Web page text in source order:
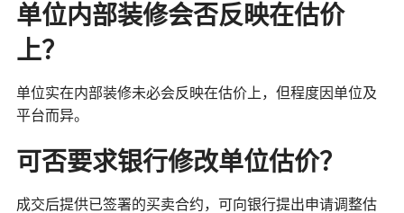
单位内部装修会否反映在估价
上？
单位实在内部装修未必会反映在估价上，但程度因单位及
平台而异。
可否要求银行修改单位估价？
成交后提供已签署的买卖合约，可向银行提出申请调整估